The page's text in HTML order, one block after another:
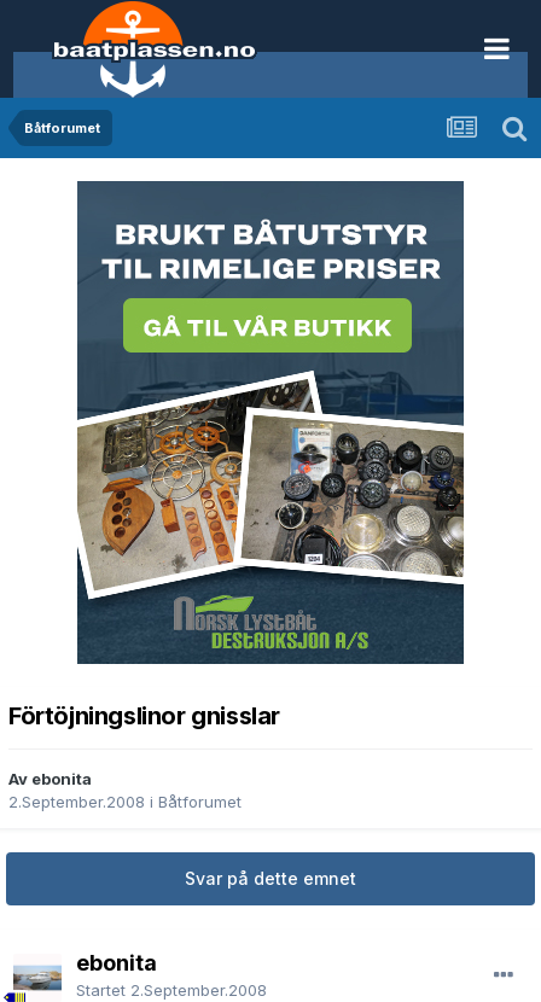
Båtforumet
Förtöjningslinor gnisslar
Av ebonita
2.September.2008 i Båtforumet
Svar på dette emnet
ebonita
Startet 2.September.2008